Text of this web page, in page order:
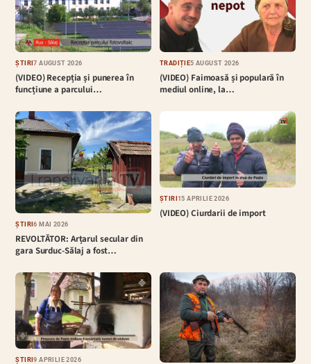
ȘTIRI7 AUGUST 2026
(VIDEO) Recepția și punerea în
funcțiune a parcului…
TRADIȚIE5 AUGUST 2026
(VIDEO) Faimoasă și populară în
mediul online, la…
ȘTIRI6 MAI 2026
REVOLTĂTOR: Arțarul secular din
gara Surduc-Sălaj a fost…
ȘTIRI15 APRILIE 2026
(VIDEO) Ciurdarii de import
ȘTIRI9 APRILIE 2026